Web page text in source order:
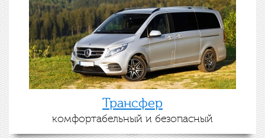
Трансфер
комфортабельный и безопасный